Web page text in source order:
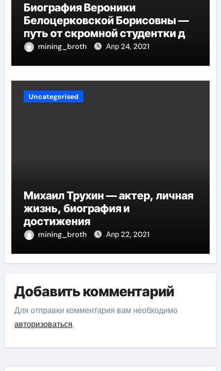
Биография Вероники
Белоцерковской Борисовны —
путь от скромной студентки до
великолепных достижений в
mining_broth Апр 24, 2021
Uncategorised
Михаил Трухин — актер, личная
жизнь, биография и
достижения
mining_broth Апр 22, 2021
Добавить комментарий
Для отправки комментария вам необходимо
авторизоваться.